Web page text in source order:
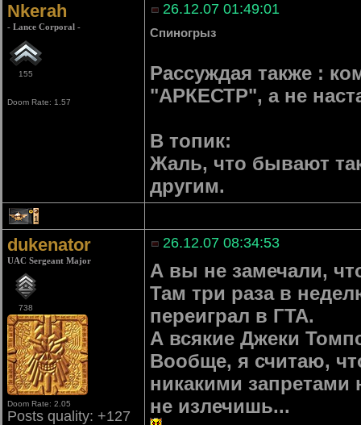
Nkerah
- Lance Corporal -
155
Doom Rate: 1.57
26.12.07 01:49:01
Спиногрыз
Рассуждая также :
"АРКЕСТР", а не
В топик:
Жаль, что бывают
другим.
1
dukenator
UAC Sergeant Major
738
Doom Rate: 2.05
Posts quality: +127
26.12.07 08:34:53
А вы не замечали,
Там три раза в
переиграл в ГТА.
А всякие Джеки
Вообще, я считаю,
никакими запретами
не излечишь...